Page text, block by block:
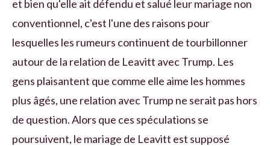
et bien qu'elle ait défendu et salué leur mariage non
conventionnel, c'est l'une des raisons pour
lesquelles les rumeurs continuent de tourbillonner
autour de la relation de Leavitt avec Trump. Les
gens plaisantent que comme elle aime les hommes
plus âgés, une relation avec Trump ne serait pas hors
de question. Alors que ces spéculations se
poursuivent, le mariage de Leavitt est supposé